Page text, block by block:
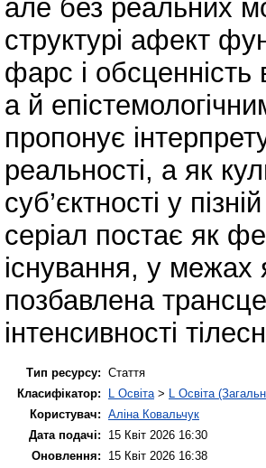
але без реальних
структурі афект
фарс і
а й
пропонує
реальності, а як
суб’єктності у
серіал постає як
існування, у межах
позбавлена
інтенсивності
Тип ресурсу: Стаття
Класифікатор:
L Освіта > L Освіта
Користувач: Аліна Ковальчук
Дата подачі:
15 Квіт 2026 16:30
Оновлення:
15 Квіт 2026 16:38